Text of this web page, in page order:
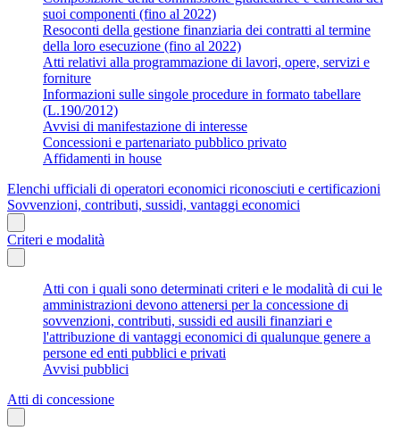
suoi componenti (fino al 2022)
Resoconti della gestione finanziaria dei contratti al termine
della loro esecuzione (fino al 2022)
Atti relativi alla programmazione di lavori, opere, servizi e
forniture
Informazioni sulle singole procedure in formato tabellare
(L.190/2012)
Avvisi di manifestazione di interesse
Concessioni e partenariato pubblico privato
Affidamenti in house
Elenchi ufficiali di operatori economici riconosciuti e certificazioni
Sovvenzioni, contributi, sussidi, vantaggi economici
Criteri e modalità
Atti con i quali sono determinati criteri e le modalità di cui le
amministrazioni devono attenersi per la concessione di
sovvenzioni, contributi, sussidi ed ausili finanziari e
l'attribuzione di vantaggi economici di qualunque genere a
persone ed enti pubblici e privati
Avvisi pubblici
Atti di concessione